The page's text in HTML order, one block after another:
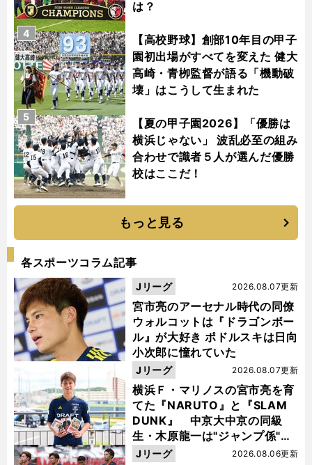
は？
【高校野球】創部10年目の甲子
園初出場がすべてを変えた 健大
高崎・青栁監督が語る「機動破
壊」はこうして生まれた
4
【夏の甲子園2026】「優勝は
横浜じゃない」 波乱必至の組み
合わせで識者５人が選んだ優勝
校はここだ！
5
もっと見る
各スポーツコラム記事
宮市亮のアーセナル時代の同僚
ウォルコットは『ドラゴンボー
ル』が大好き ポドルスキは日向
小次郎に憧れていた
2026.08.07更新
Jリーグ
横浜Ｆ・マリノスの宮市亮を育
てた『NARUTO』と『SLAM
DUNK』 中京大中京の同級
生・木原龍一は"ジャンプ係"だ
った
2026.08.07更新
Jリーグ
2026.08.06更新
Jリーグ